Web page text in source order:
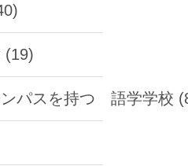
(19)
パスを持つ 語学学校